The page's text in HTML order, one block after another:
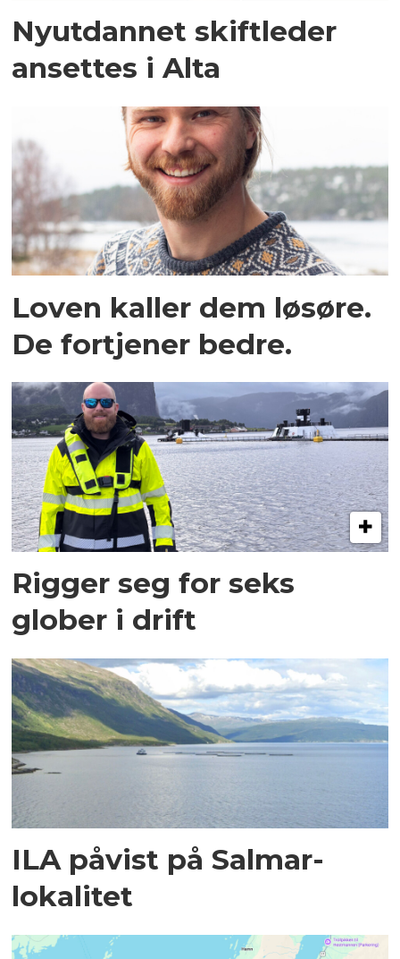
Nyutdannet skiftleder
ansettes i Alta
Loven kaller dem løsøre.
De fortjener bedre.
Rigger seg for seks
glober i drift
ILA påvist på Salmar-
lokalitet